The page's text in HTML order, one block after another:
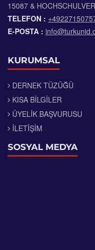
15087 &
TELEFON :
E-POSTA :
KURUMSAL
DERNEK TÜZÜĞÜ
KISA BILGILER
ÜYELIK BAŞVURUSU
İLETIŞIM
SOSYAL MEDYA